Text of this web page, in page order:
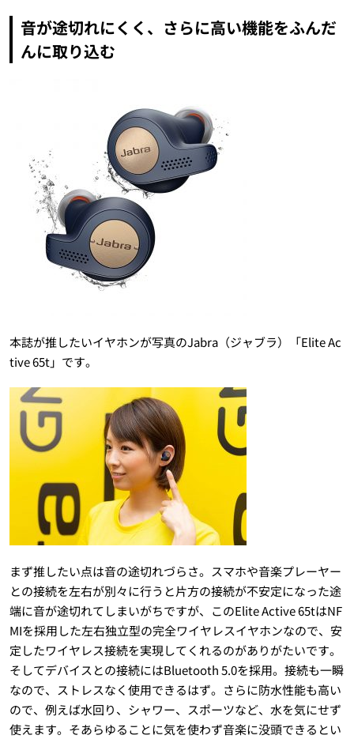
音が途切れにくく、さらに高い機能をふんだ
んに取り込む
本誌が推したいイヤホンが写真のJabra（ジャブラ）「Elite Ac
tive 65t」です。
まず推したい点は音の途切れづらさ。スマホや音楽プレーヤー
との接続を左右が別々に行うと片方の接続が不安定になった途
端に音が途切れてしまいがちですが、このElite Active 65tはNF
MIを採用した左右独立型の完全ワイヤレスイヤホンなので、安
定したワイヤレス接続を実現してくれるのがありがたいです。
そしてデバイスとの接続にはBluetooth 5.0を採用。接続も一瞬
なので、ストレスなく使用できるはず。さらに防水性能も高い
ので、例えば水回り、シャワー、スポーツなど、水を気にせず
使えます。そあらゆることに気を使わず音楽に没頭できるとい